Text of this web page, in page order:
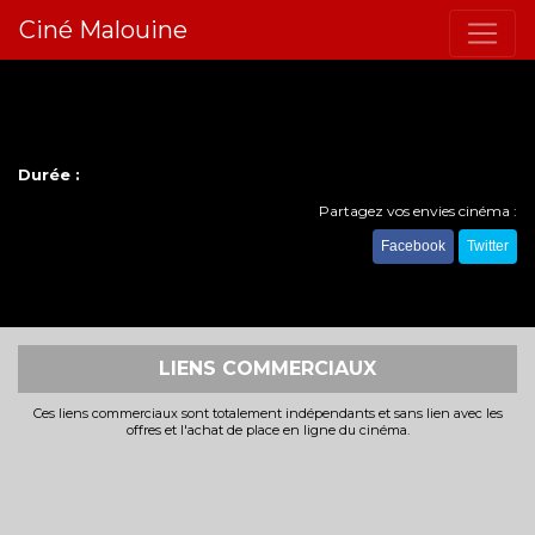
Ciné Malouine
Durée :
Partagez vos envies cinéma :
Facebook Twitter
LIENS COMMERCIAUX
Ces liens commerciaux sont totalement indépendants et sans lien avec les
offres et l'achat de place en ligne du cinéma.